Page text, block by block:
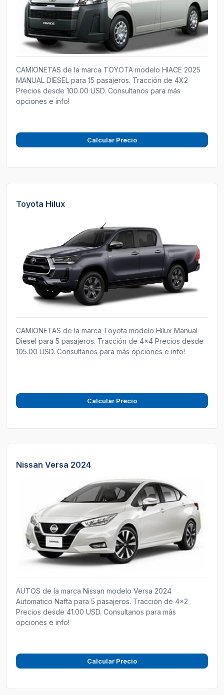
CAMIONETAS de la marca TOYOTA modelo HIACE 2025
MANUAL DIESEL para 15 pasajeros. Tracción de 4X2
Precios desde 100.00 USD. Consultanos para más
opciones e info!
Calcular Precio
Toyota Hilux
CAMIONETAS de la marca Toyota modelo Hilux Manual
Diesel para 5 pasajeros. Tracción de 4x4 Precios desde
105.00 USD. Consultanos para más opciones e info!
Calcular Precio
Nissan Versa 2024
AUTOS de la marca Nissan modelo Versa 2024
Automatico Nafta para 5 pasajeros. Tracción de 4x2
Precios desde 41.00 USD. Consultanos para más
opciones e info!
Calcular Precio